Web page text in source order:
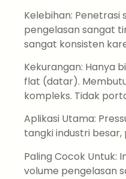
Kelebihan:
pengelasan sangat
sangat konsisten
Kekurangan: Hanya
flat (datar).
kompleks. Tidak
Aplikasi Utama:
tangki industri
Paling Cocok Untuk:
volume pengelasan